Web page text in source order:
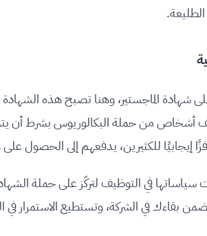
شهادة الماجستير، وهنا تصبح هذه
أشخاص من حملة البكالوريوس بشرط أن
إيجابيًا للكثيرين، يدفعهم إلى الحصول
في التوظيف لتركّز على حملة
في الشركة، وتستطيع الاستمرار في